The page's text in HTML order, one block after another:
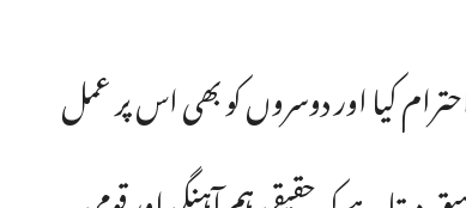
کیا اور دوسروں کو بھی اس پر عمل